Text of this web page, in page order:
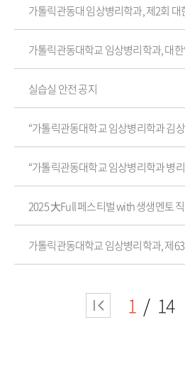
실습실 안전 공지
1 14